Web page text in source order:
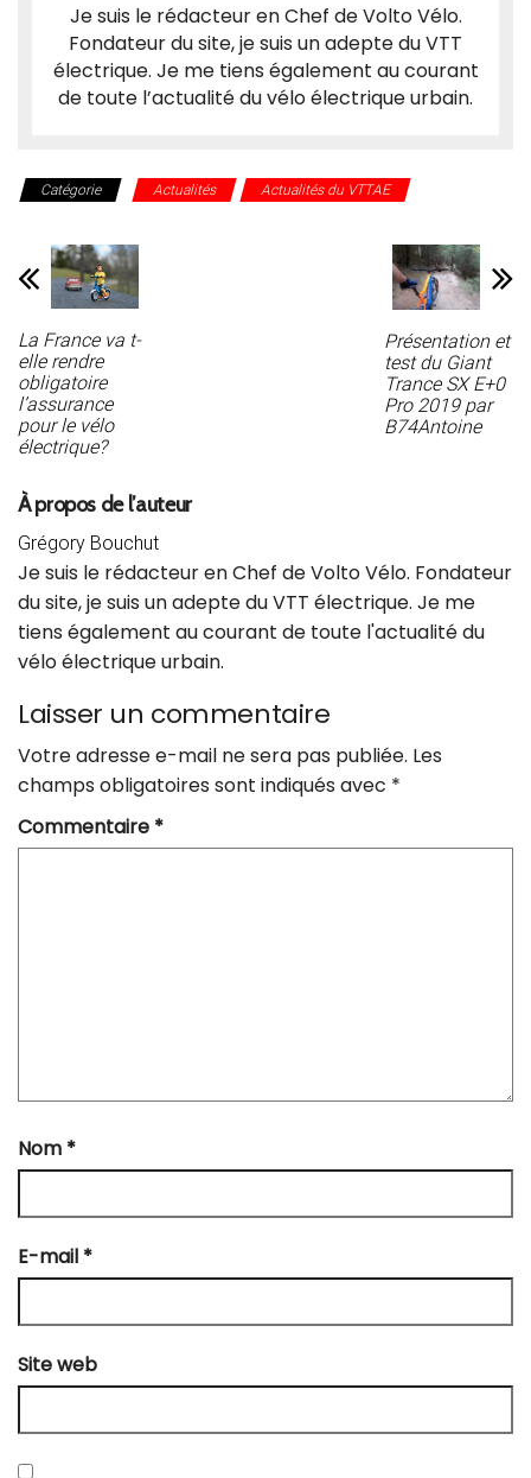
Je suis le rédacteur en Chef de Volto Vélo.
Fondateur du site, je suis un adepte du VTT
électrique. Je me tiens également au courant
de toute l’actualité du vélo électrique urbain.
Catégorie Actualités Actualités du VTTAE
La France va t-
elle rendre
obligatoire
l’assurance
pour le vélo
électrique?
Présentation et
test du Giant
Trance SX E+0
Pro 2019 par
B74Antoine
À propos de l’auteur
Grégory Bouchut
Je suis le rédacteur en Chef de Volto Vélo. Fondateur
du site, je suis un adepte du VTT électrique. Je me
tiens également au courant de toute l'actualité du
vélo électrique urbain.
Laisser un commentaire
Votre adresse e-mail ne sera pas publiée. Les
champs obligatoires sont indiqués avec *
Commentaire *
Nom *
E-mail *
Site web